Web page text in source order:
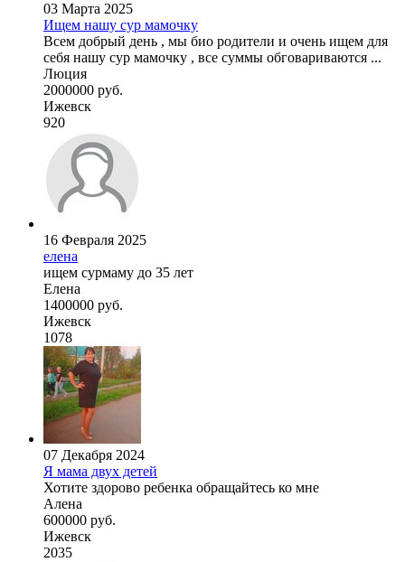
03 Марта 2025
Ищем нашу сур мамочку
Всем добрый день , мы био родители и очень ищем для
себя нашу сур мамочку , все суммы обговариваются ...
Люция
2000000 руб.
Ижевск
920
16 Февраля 2025
елена
ищем сурмаму до 35 лет
Елена
1400000 руб.
Ижевск
1078
07 Декабря 2024
Я мама двух детей
Хотите здорово ребенка обращайтесь ко мне
Алена
600000 руб.
Ижевск
2035